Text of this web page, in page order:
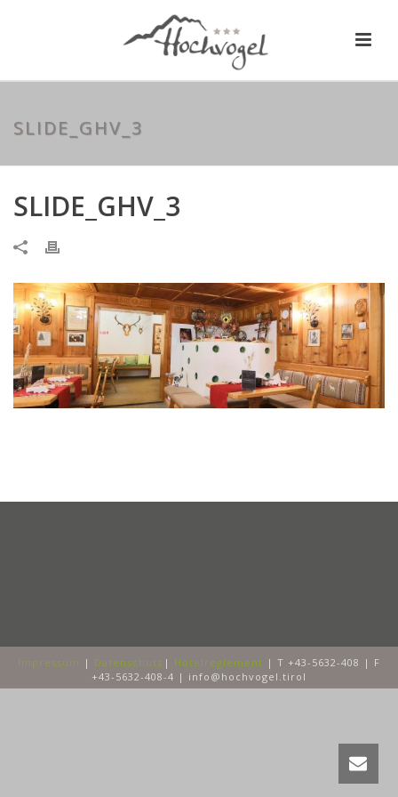
SLIDE_GHV_3
SLIDE_GHV_3
Impressum | Datenschutz | Hotelreglement | T +43-5632-408 | F
+43-5632-408-4 | info@hochvogel.tirol